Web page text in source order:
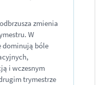
zmienia
W
dominują bóle
i wczesnym
trymestrze